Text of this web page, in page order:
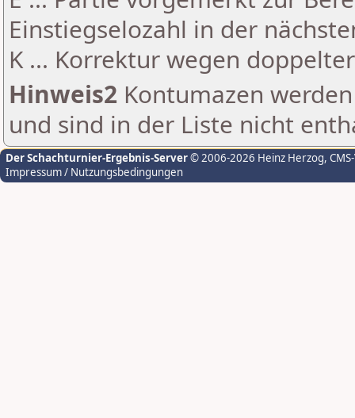
Einstiegselozahl in der
K ... Korrektur wegen
Hinweis2 Kontumazen
und sind in der Liste nicht
Der Schachturnier-Ergebnis-Server© 2006-2026 Heinz Herzog,
Impressum / Nutzungsbedingungen